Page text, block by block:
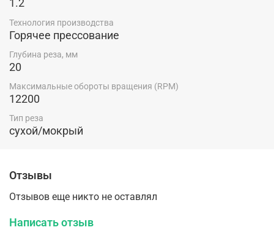
1.2
Технология производства
Горячее прессование
Глубина реза, мм
20
Максимальные обороты вращения (RPM)
12200
Тип реза
сухой/мокрый
Отзывы
Отзывов еще никто не оставлял
Написать отзыв